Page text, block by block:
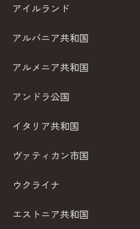
アイルランド
アルバニア共和国
アルメニア共和国
アンドラ公国
イタリア共和国
ヴァティカン市国
ウクライナ
エストニア共和国